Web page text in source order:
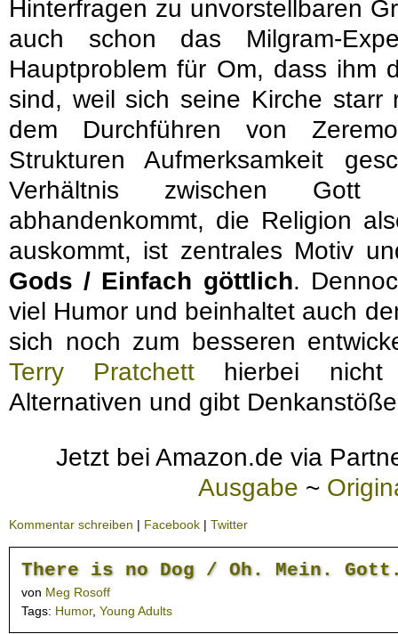
Hinterfragen zu unvorstellbaren
auch schon das Milgram-
Hauptproblem für Om, dass ihm
sind, weil sich seine Kirche starr
dem Durchführen von
Strukturen Aufmerksamkeit
Verhältnis zwischen
abhandenkommt, die Religion
auskommt, ist zentrales Motiv
Gods / Einfach göttlich.
viel Humor und beinhaltet auch
sich noch zum besseren
Terry Pratchett hierbei nicht
Alternativen und gibt
Jetzt bei Amazon.de via
Ausgabe ~
Kommentar schreiben | Facebook | Twitter
There is no Dog / Oh. Mein.
von Meg Rosoff
Tags: Humor, Young Adults